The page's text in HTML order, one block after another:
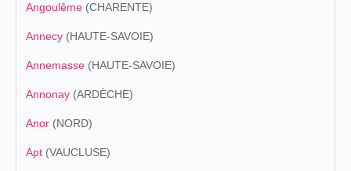
Angoulême (CHARENTE)
Annecy (HAUTE-SAVOIE)
Annemasse (HAUTE-SAVOIE)
Annonay (ARDÈCHE)
Anor (NORD)
Apt (VAUCLUSE)